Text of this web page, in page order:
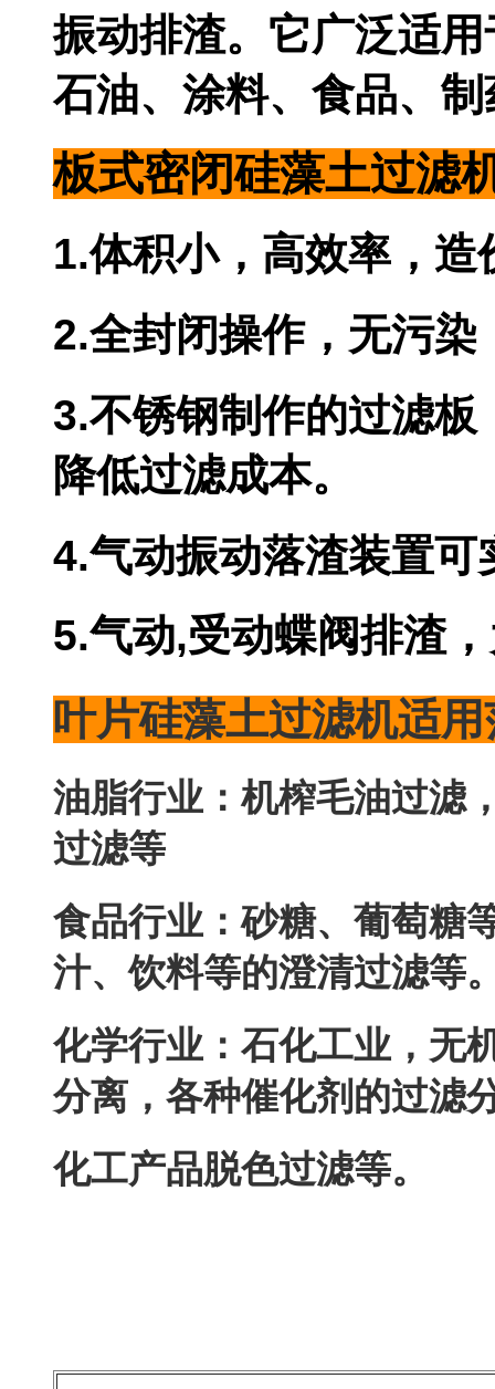
振动排渣。它广泛适用
石油、涂料、食品、 制
板式密闭硅藻土过滤
1.体积小，高效率，
2.全封闭操作，无污染
3.不锈钢制作的过滤板
降低过滤成本。
4.气动振动落渣装置可实
5.气动,受动蝶阀排渣
叶片硅藻土过滤机适用
油脂行业：机榨毛油过滤
过滤等
食品行业：砂糖、葡萄
汁、饮料等的澄清过滤等
化学行业：石化工业，
分离，各种催化剂的过滤分
化工产品脱色过滤等。